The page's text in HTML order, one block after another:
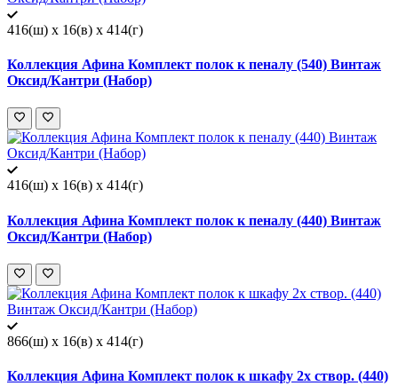
416(ш) x 16(в) x 414(г)
Коллекция Афина Комплект полок к пеналу (540) Винтаж
Оксид/Кантри (Набор)
416(ш) x 16(в) x 414(г)
Коллекция Афина Комплект полок к пеналу (440) Винтаж
Оксид/Кантри (Набор)
866(ш) x 16(в) x 414(г)
Коллекция Афина Комплект полок к шкафу 2х створ. (440)